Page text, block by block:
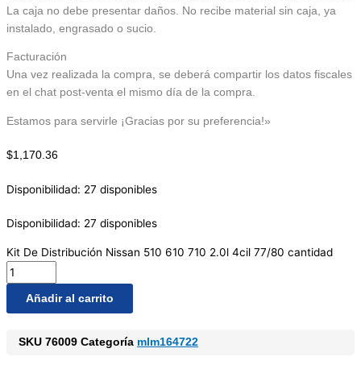
La caja no debe presentar daños. No recibe material sin caja, ya
instalado, engrasado o sucio.
Facturación
Una vez realizada la compra, se deberá compartir los datos fiscales
en el chat post-venta el mismo día de la compra.
Estamos para servirle ¡Gracias por su preferencia!»
$1,170.36
Disponibilidad: 27 disponibles
Disponibilidad: 27 disponibles
Kit De Distribución Nissan 510 610 710 2.0l 4cil 77/80 cantidad
Añadir al carrito
SKU 76009 Categoría mlm164722